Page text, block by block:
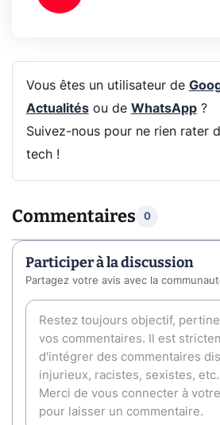
Vous êtes un utilisateur de
Actualitésou de WhatsApp?
Suivez-nous pour ne rien rater
tech !
Commentaires 0
Participer à la discussion
Partagez votre avis avec la